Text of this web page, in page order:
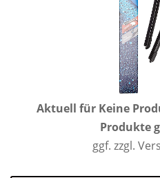
Aktuell für Keine
Produkte
ggf. zzgl.